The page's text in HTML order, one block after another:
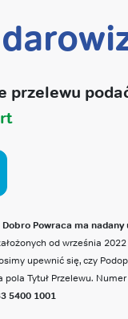
przelewu
Powraca ma
od września
upewnić się, czy
pola Tytuł Przelewu.
5400 1001